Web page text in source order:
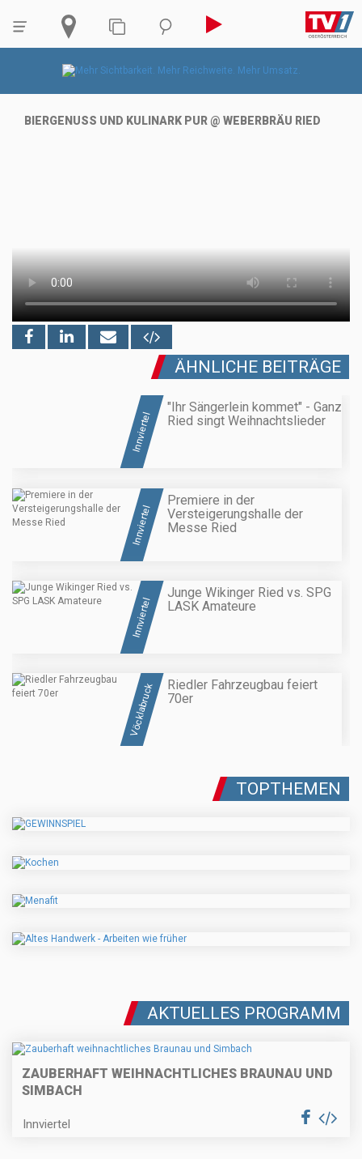
BIERGENUSS UND KULINARK PUR @ WEBERBRÄU RIED
ÄHNLICHE BEITRÄGE
Innviertel
"Ihr Sängerlein kommet" - Ganz
Ried singt Weihnachtslieder
Innviertel
Premiere in der
Versteigerungshalle der
Messe Ried
Innviertel
Junge Wikinger Ried vs. SPG
LASK Amateure
Vöcklabruck
Riedler Fahrzeugbau feiert
70er
TOPTHEMEN
AKTUELLES PROGRAMM
ZAUBERHAFT WEIHNACHTLICHES BRAUNAU UND
SIMBACH
Innviertel